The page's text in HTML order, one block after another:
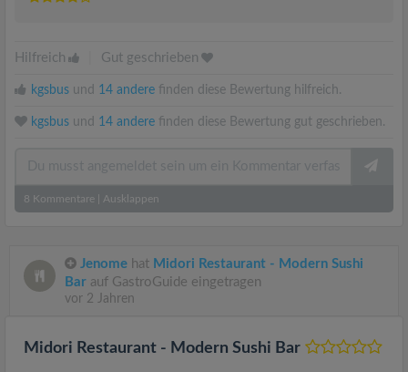
Hilfreich Gut geschrieben
kgsbus und 14 andere finden diese Bewertung hilfreich.
kgsbus und 14 andere finden diese Bewertung gut geschrieben.
8 Kommentare Ausklappen
Jenome hat Midori Restaurant - Modern Sushi
Bar auf GastroGuide eingetragen
vor 2 Jahren
Midori Restaurant - Modern Sushi Bar